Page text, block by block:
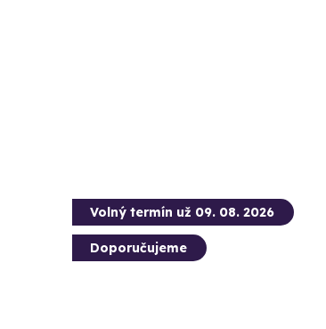
Volný termín už 09. 08. 2026
Doporučujeme